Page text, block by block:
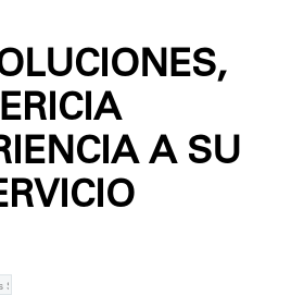
A SU